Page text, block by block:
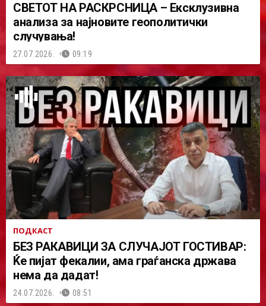
СВЕТОТ НА РАСКРСНИЦА – Ексклузивна
анализа за најновите геополитички
случувања!
27.07.2026. 09:19
ПОДКАСТ
БЕЗ РАКАВИЦИ ЗА СЛУЧАЈОТ ГОСТИВАР:
Ќе пијат фекалии, ама граѓанска држава
нема да дадат!
24.07.2026. 08:51